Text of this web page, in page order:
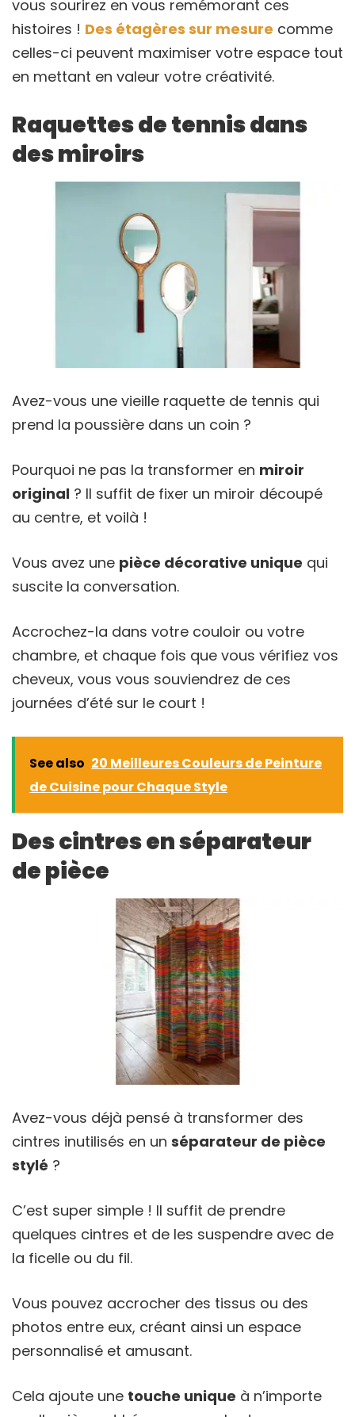
vous sourirez en vous remémorant ces
histoires ! Des étagères sur mesure comme
celles-ci peuvent maximiser votre espace tout
en mettant en valeur votre créativité.
Raquettes de tennis dans
des miroirs
Avez-vous une vieille raquette de tennis qui
prend la poussière dans un coin ?
Pourquoi ne pas la transformer en miroir
original ? Il suffit de fixer un miroir découpé
au centre, et voilà !
Vous avez une pièce décorative unique qui
suscite la conversation.
Accrochez-la dans votre couloir ou votre
chambre, et chaque fois que vous vérifiez vos
cheveux, vous vous souviendrez de ces
journées d’été sur le court !
See also 20 Meilleures Couleurs de Peinture
de Cuisine pour Chaque Style
Des cintres en séparateur
de pièce
Avez-vous déjà pensé à transformer des
cintres inutilisés en un séparateur de pièce
stylé ?
C’est super simple ! Il suffit de prendre
quelques cintres et de les suspendre avec de
la ficelle ou du fil.
Vous pouvez accrocher des tissus ou des
photos entre eux, créant ainsi un espace
personnalisé et amusant.
Cela ajoute une touche unique à n’importe